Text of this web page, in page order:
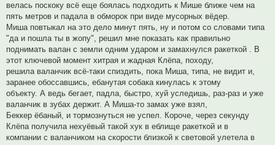
велась поскоку всё еще боялась подходить к Мише ближе чем на
пять метров и падала в обморок при виде мусорных вёдер.
Миша повтыкал на это дело минут пять, ну и потом со словами типа
"да и пошла ты в жопу", решил мне показать как правильно
поднимать валан с земли одним ударом и замахнулся ракеткой . В
этот ключевой момент хитрая и жадная Клёпа, походу,
решила валанчик всё-таки спиздить, пока Миша, типа, не видит и,
заранее обоссавшись, ебанутая собака кинулась к этому
объекту. А ведь бегает, падла, быстро, хуй уследишь, раз-раз и уже
валанчик в зубах держит. А Миша-то замах уже взял,
Беккер ёбаный, и тормознуться не успел. Короче, через секунду
Клёпа получила нехуёвый такой хук в еблище ракеткой и в
компании с валанчиком на скорости близкой к световой улетела в